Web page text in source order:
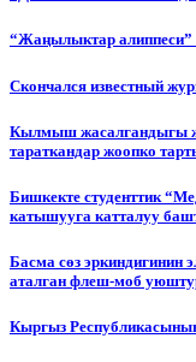
“Жаңылыктар
Cкончался известный
Кылмыш жасалгандыгы
тараткандар жоопко
Бишкекте студенттик
катышууга катталуу
Басма сөз эркиндигинин
аталган флеш-моб
Кыргыз